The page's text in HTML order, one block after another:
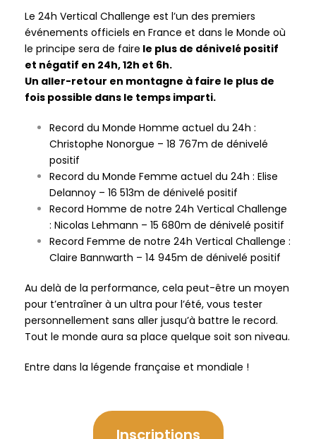
Le 24h Vertical Challenge est l’un des premiers
événements officiels en France et dans le Monde où
le principe sera de faire le plus de dénivelé positif
et négatif en 24h, 12h et 6h.
Un aller-retour en montagne à faire le plus de
fois possible dans le temps imparti.
Record du Monde Homme actuel du 24h :
Christophe Nonorgue – 18 767m de dénivelé
positif
Record du Monde Femme actuel du 24h : Elise
Delannoy – 16 513m de dénivelé positif
Record Homme de notre 24h Vertical Challenge
: Nicolas Lehmann – 15 680m de dénivelé positif
Record Femme de notre 24h Vertical Challenge :
Claire Bannwarth – 14 945m de dénivelé positif
Au delà de la performance, cela peut-être un moyen
pour t’entraîner à un ultra pour l’été, vous tester
personnellement sans aller jusqu’à battre le record.
Tout le monde aura sa place quelque soit son niveau.
Entre dans la légende française et mondiale !
Inscriptions